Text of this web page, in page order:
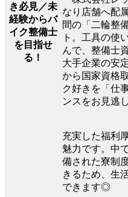
き必見／未
経験からバ
イク整備士
を目指せ
る！
なり店舗へ配
間の「二輪整
ト。工具の使
んで、整備士
大手企業の安
から国家資格
ク好きを「仕
ンスをお見逃
充実した福利
魅力です。中
備された寮制
きるため、生
できます◎